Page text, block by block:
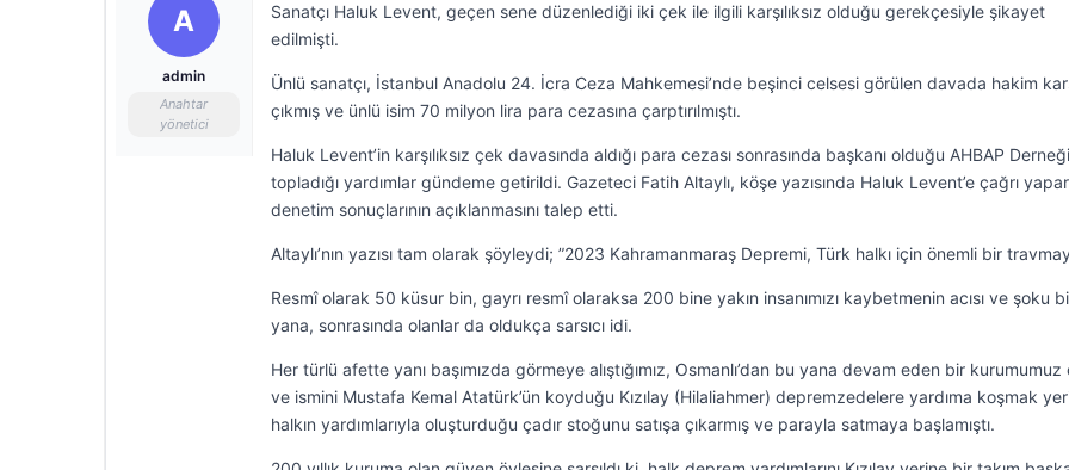
A
admin
Anahtar
yönetici
Sanatçı Haluk Levent, geçen sene düzenlediği iki çek ile ilgili karşılıksız olduğu gerekçesiyle şikayet
edilmişti.
Ünlü sanatçı, İstanbul Anadolu 24. İcra Ceza Mahkemesi’nde beşinci celsesi görülen davada hakim
çıkmış ve ünlü isim 70 milyon lira para cezasına çarptırılmıştı.
Haluk Levent’in karşılıksız çek davasında aldığı para cezası sonrasında başkanı olduğu AHBAP
topladığı yardımlar gündeme getirildi. Gazeteci Fatih Altaylı, köşe yazısında Haluk Levent’e çağrı
denetim sonuçlarının açıklanmasını talep etti.
Altaylı’nın yazısı tam olarak şöyleydi; ”2023 Kahramanmaraş Depremi, Türk halkı için önemli bir
Resmî olarak 50 küsur bin, gayrı resmî olaraksa 200 bine yakın insanımızı kaybetmenin acısı ve şoku
yana, sonrasında olanlar da oldukça sarsıcı idi.
Her türlü afette yanı başımızda görmeye alıştığımız, Osmanlı’dan bu yana devam eden bir kurumumuz
ve ismini Mustafa Kemal Atatürk’ün koyduğu Kızılay (Hilaliahmer) depremzedelere yardıma koşmak
halkın yardımlarıyla oluşturduğu çadır stoğunu satışa çıkarmış ve parayla satmaya başlamıştı.